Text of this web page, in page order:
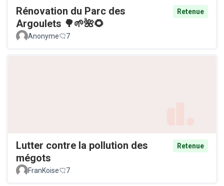
Rénovation du Parc des
Argoulets 🌳🌱🌺🌻
Retenue
Anonyme 7
Lutter contre la pollution des
mégots
Retenue
FranKoise 7